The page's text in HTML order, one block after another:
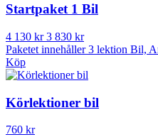
Startpaket 1 Bil
4 130 kr3 830 kr
Paketet innehåller 3 lektion Bil,
Köp
Körlektioner bil
760 kr